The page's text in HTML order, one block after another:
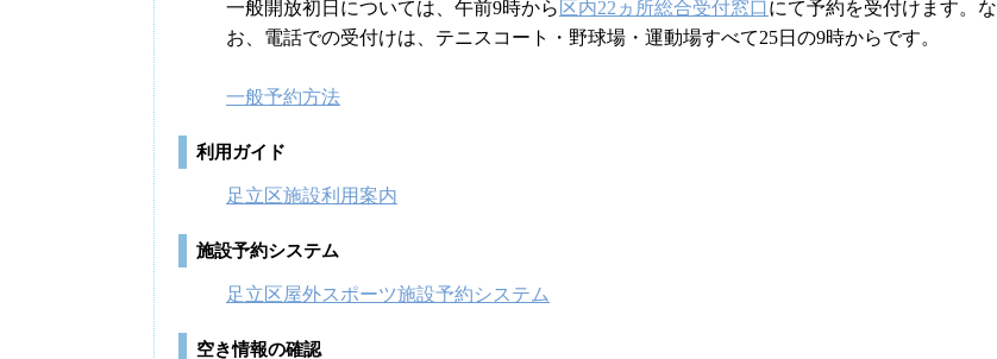
一般開放初日については、午前9時から 区内22ヵ所総合受付窓口にて予約を受付けます。な
お、電話での受付けは、テニスコート・野球場・運動場すべて25日の9時からです。
一般予約方法
利用ガイド
足立区施設利用案内
施設予約システム
足立区屋外スポーツ施設予約システム
空き情報の確認